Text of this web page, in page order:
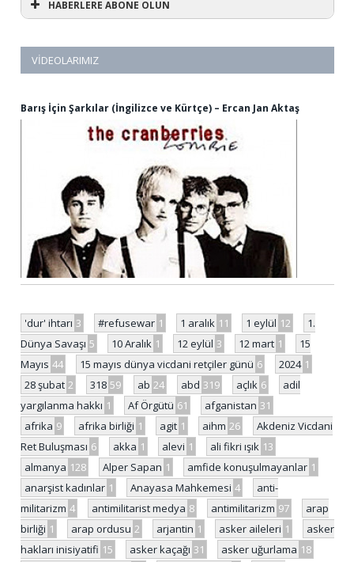
HABERLERE ABONE OLUN
VIDEOLARIMIZ
Barış İçin Şarkılar (İngilizce ve Kürtçe) – Ercan Jan Aktaş
'dur' ihtarı 3 #refusewar 1 1 aralık 11 1 eylül 12
1.
Dünya Savaşı 5 10 Aralık 1 12 eylül 3 12 mart 1
15
Mayıs 44 15 mayıs dünya vicdani retçiler günü 6 2024 1
28 şubat 2 318 59 ab 24 abd 319 açlık 6
adil
yargılanma hakkı 1 Af Örgütü 61 afganistan 31
afrika 9 afrika birliği 1 agit 1 aihm 26
Akdeniz Vicdani
Ret Buluşması 6 akka 1 alevi 1 ali fikri ışık 13
almanya 128 Alper Sapan 1 amfide konuşulmayanlar 1
anarşist kadınlar 1 Anayasa Mahkemesi 4
anti-
militarizm 4 antimilitarist medya 8 antimilitarizm 97
arap
birliği 1 arap ordusu 2 arjantin 1 asker aileleri 1
asker
hakları inisiyatifi 15 asker kaçağı 31 asker uğurlama 18